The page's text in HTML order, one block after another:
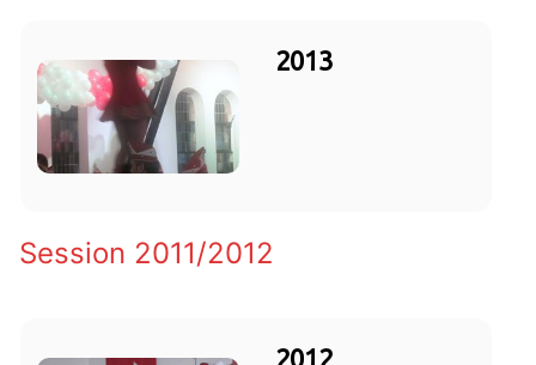
2013
Session 2011/2012
2012